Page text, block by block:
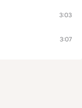
3:03
3:07